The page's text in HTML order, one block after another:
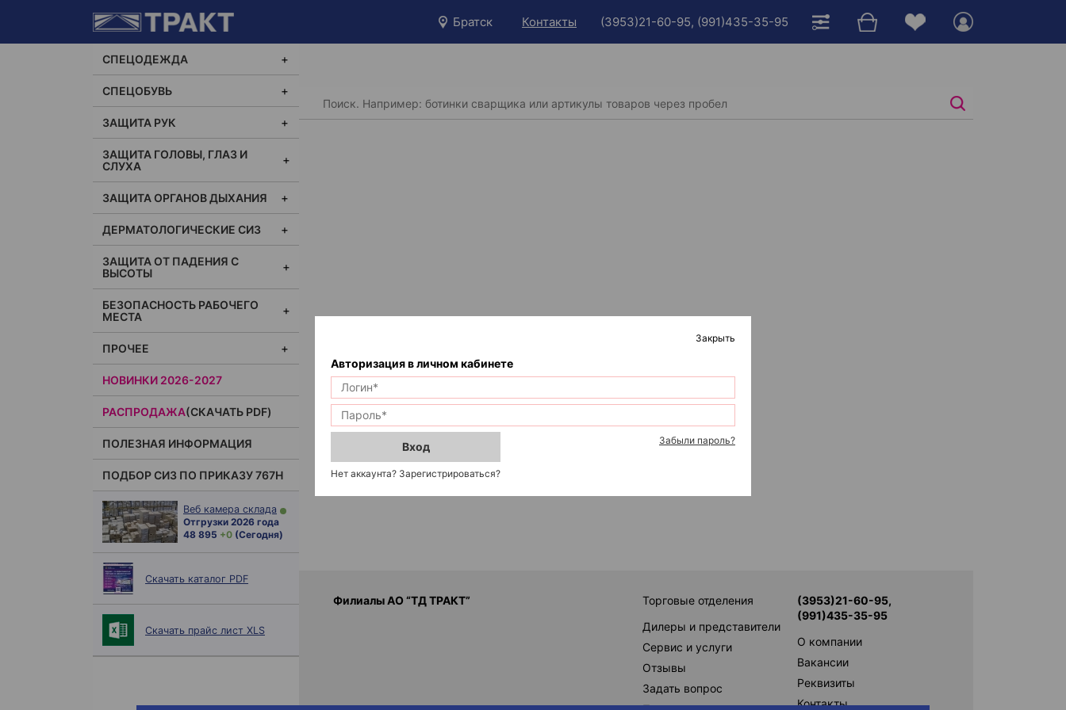
Братск Контакты (3953)21-60-95, (991)435-35-95
СПЕЦОДЕЖДА
СПЕЦОБУВЬ
ЗАЩИТА РУК
ЗАЩИТА ГОЛОВЫ, ГЛАЗ И
СЛУХА
ЗАЩИТА ОРГАНОВ ДЫХАНИЯ
ДЕРМАТОЛОГИЧЕСКИЕ СИЗ
ЗАЩИТА ОТ ПАДЕНИЯ С
ВЫСОТЫ
БЕЗОПАСНОСТЬ РАБОЧЕГО
МЕСТА
ПРОЧЕЕ
НОВИНКИ 2026-2027
РАСПРОДАЖА(СКАЧАТЬ PDF)
ПОЛЕЗНАЯ ИНФОРМАЦИЯ
ПОДБОР СИЗ ПО ПРИКАЗУ 767Н
Веб камера склада
Отгрузки 2026 года
48 895 + 0 (Сегодня)
Скачать каталог PDF
Скачать прайс лист XLS
Закрыть
Авторизация в личном кабинете
Вход
Нет аккаунта? Зарегистрироваться?
Забыли пароль?
Филиалы АО “ТД ТРАКТ”
Торговые отделения
Дилеры и представители
Сервис и услуги
Отзывы
Задать вопрос
(3953)21-60-95,
(991)435-35-95
О компании
Вакансии
Реквизиты
Контакты